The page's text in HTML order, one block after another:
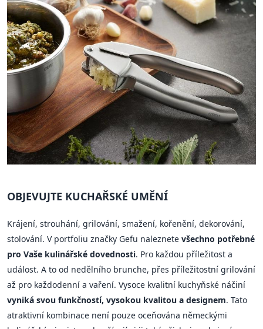
OBJEVUJTE KUCHAŘSKÉ UMĚNÍ
Krájení, strouhání, grilování, smažení, kořenění, dekorování,
stolování. V portfoliu značky Gefu naleznete všechno potřebné
pro Vaše kulinářské dovednosti. Pro každou příležitost a
událost. A to od nedělního brunche, přes příležitostní grilování
až pro každodenní a vaření. Vysoce kvalitní kuchyňské náčiní
vyniká svou funkčností, vysokou kvalitou a designem. Tato
atraktivní kombinace není pouze oceňována německými